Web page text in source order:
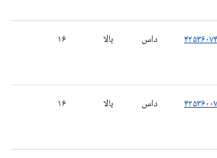
داس بالا ۱۶
داس بالا ۱۶